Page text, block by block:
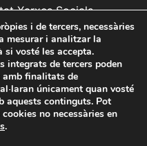
Xarxes Socials
de Informática de Diputación
i de tercers, necessàries
mesurar i analitzar la
si vosté les accepta.
integrats de tercers poden
amb finalitats de
únicament quan vosté
aquests continguts. Pot
no necessàries en
.